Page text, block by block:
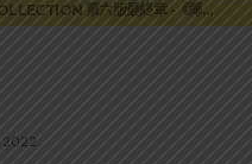
麥卡倫 THE HARMONY COLLECTION 第六版最終章 -《椰風煖韻》
攜手頂呱呱 全新套餐限時登場
關稅！烈酒產業再次迎來重磅利多
2022